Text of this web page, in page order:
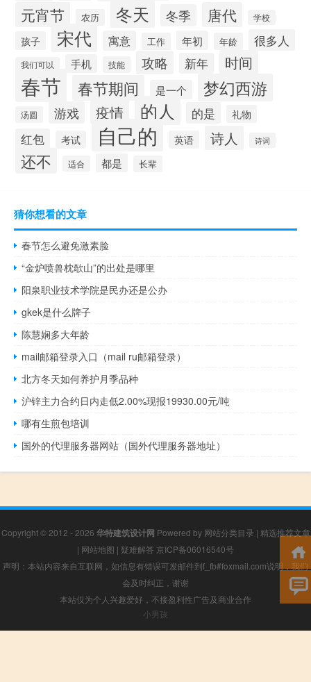
元宵节 农历 冬天 冬季 唐代 学校
孩子 宋代 寓意 工作 年初 年龄 很多人
我们可以 手机 技能 攻略 新年 时间
春节 春节期间 是一个 梦幻西游
汤圆 游戏 疫情 的人 的是 礼物
红包 考试 自己的 英语 诗人 诗词
还不 适合 都是 长辈
猜你想看的文章
春节怎么避免激素脸
“金炉喷兽枕欹山”的出处是哪里
阳泉职业技术学院是民办还是公办
gkek是什么牌子
陈慧娴多大年龄
mail邮箱登录入口（mail ru邮箱登录）
北方冬天如何养护月季品种
沪锌主力合约日内走低2.00%现报19930.00元/吨
哪有生煎包培训
国外的代理服务器网站（国外代理服务器地址）
Copyright © 2012 - 2026 华特建筑设计网 Powered by 网站分类目录 | 精选推荐文章
| 网站地图 | 疑难解答 京ICP备06016540号
声明：本站内容来自互联网，如信息有错误可发邮件到f_fb#foxmail.com说明，我们
会及时纠正，谢谢
本站仅为个人兴趣爱好，不接盈利性广告及商业合作
小男孩